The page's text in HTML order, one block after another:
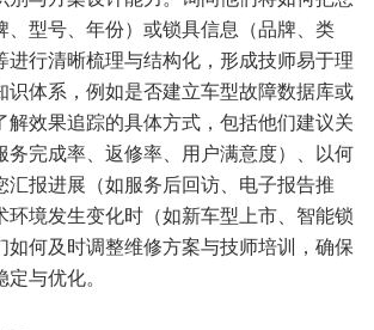
、型号、年份）或锁具信息（品牌、类
进行清晰梳理与结构化，形成技师易于理
识体系，例如是否建立车型故障数据库或
解效果追踪的具体方式，包括他们建议关
务完成率、返修率、用户满意度）、以何
汇报进展（如服务后回访、电子报告推
环境发生变化时（如新车型上市、智能锁
如何及时调整维修方案与技师培训，确保
与优化。